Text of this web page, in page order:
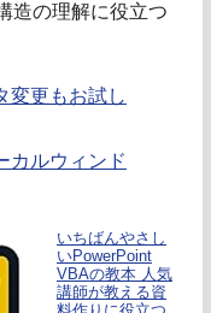
造の理解に役立つ
変更もお試し
カルウィンド
いちばんやさし
いPowerPoint
VBAの教本 人気
講師が教える資